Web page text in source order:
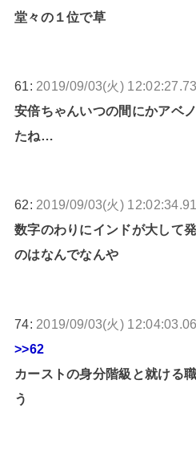
堂々の１位で草
61: 2019/09/03(火) 12:02:27.73
安倍ちゃんいつの間にかアベ
たね…
62: 2019/09/03(火) 12:02:34.91
数字のわりにインドが大して
のはなんでなんや
74: 2019/09/03(火) 12:04:03.06
>>62
カーストの身分階級と就ける
う